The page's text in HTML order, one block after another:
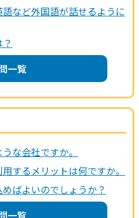
など外国語が話せるように
一覧
な会社ですか。
するメリットは何ですか。
ばよいのでしょうか？
一覧